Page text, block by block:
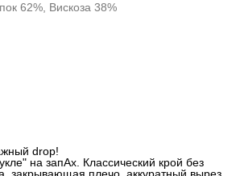
62%, Вискоза 38%
drop!
на запАх. Классический крой без